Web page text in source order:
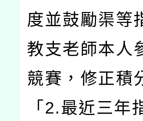
度並鼓勵渠等
教支老師本人
競賽，修正積
「 2.最近三年